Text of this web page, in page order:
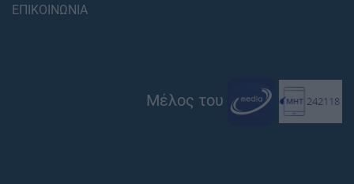
ΕΠΙΚΟΙΝΩΝΙΑ
Μέλος του